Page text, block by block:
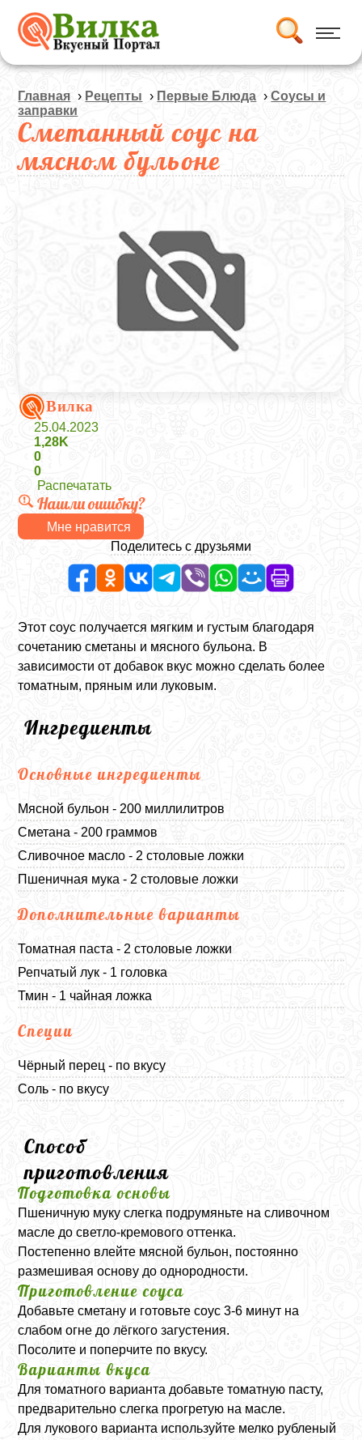
Главная › Рецепты › Первые Блюда ›Соусы и
заправки
Сметанный соус на
мясном бульоне
Вилка
25.04.2023
1,28K
0
0
Распечатать
Нашли ошибку?
Мне нравится
Поделитесь с друзьями
Этот соус получается мягким и густым благодаря
сочетанию сметаны и мясного бульона. В
зависимости от добавок вкус можно сделать более
томатным, пряным или луковым.
Ингредиенты
Основные ингредиенты
Мясной бульон - 200 миллилитров
Сметана - 200 граммов
Сливочное масло - 2 столовые ложки
Пшеничная мука - 2 столовые ложки
Дополнительные варианты
Томатная паста - 2 столовые ложки
Репчатый лук - 1 головка
Тмин - 1 чайная ложка
Специи
Чёрный перец - по вкусу
Соль - по вкусу
Способ
приготовления
Подготовка основы
Пшеничную муку слегка подрумяньте на сливочном
масле до светло-кремового оттенка.
Постепенно влейте мясной бульон, постоянно
размешивая основу до однородности.
Приготовление соуса
Добавьте сметану и готовьте соус 3-6 минут на
слабом огне до лёгкого загустения.
Посолите и поперчите по вкусу.
Варианты вкуса
Для томатного варианта добавьте томатную пасту,
предварительно слегка прогретую на масле.
Для лукового варианта используйте мелко рубленый